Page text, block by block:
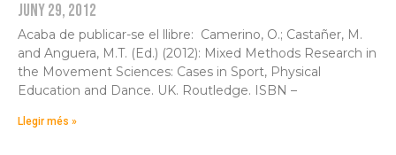
juny 29, 2012
Acaba de publicar-se el llibre: Camerino, O.; Castañer, M.
and Anguera, M.T. (Ed.) (2012): Mixed Methods Research in
the Movement Sciences: Cases in Sport, Physical
Education and Dance. UK. Routledge. ISBN –
Llegir més »